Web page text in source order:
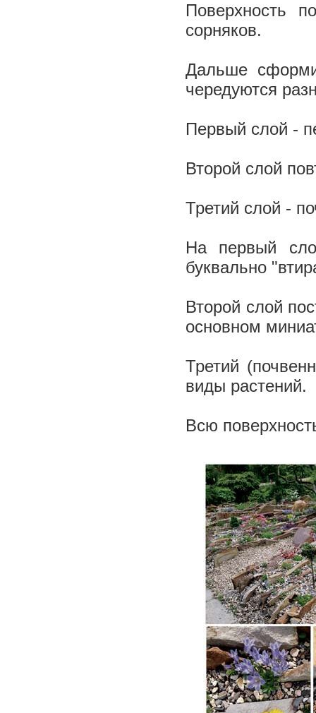
Поверхность
сорняков.
Дальше
чередуются
Первый слой -
Второй слой
Третий слой -
На первый
буквально
Второй слой
основном
Третий
виды растений.
Всю